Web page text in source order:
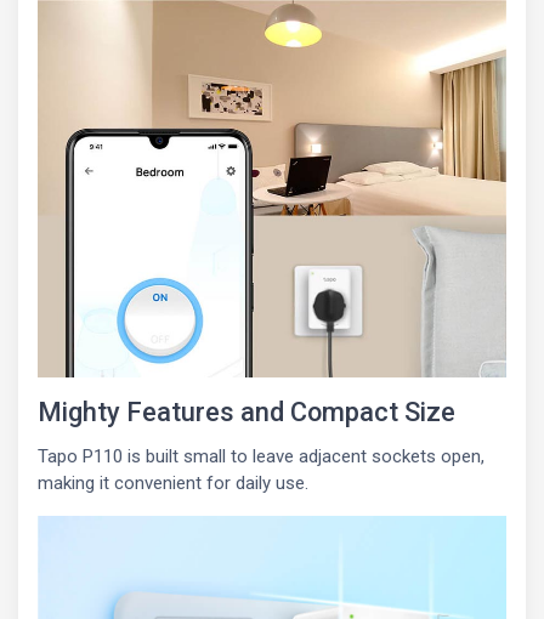
Mighty Features and Compact Size
Tapo P110 is built small to leave adjacent sockets open,
making it convenient for daily use.